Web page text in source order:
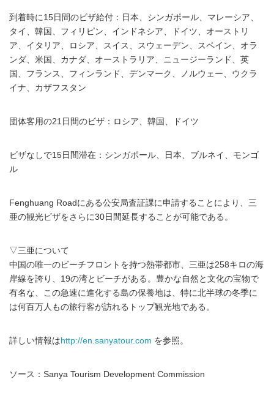
到着時に15日間のビザ給付：日本、シンガポール、マレーシア、
タイ、韓国、フィリピン、インドネシア、ドイツ、オーストリ
ア、イタリア、ロシア、スイス、スウェーデン、スペイン、オラ
ンダ、米国、カナダ、オーストラリア、ニュージーランド、英
国、フランス、フィンランド、デンマーク、ノルウェー、ウクラ
イナ、カザフスタン
団体客用の21日間のビザ：ロシア、韓国、ドイツ
ビザなしで15日間滞在：シンガポール、日本、ブルネイ、モンゴ
ル
Fenghuang Roadにある公安局査証課に申請することにより、三
亜の観光ビザをさらに30日間延長することが可能である。
▽三亜について
中国の唯一のビーチフロントを持つ熱帯都市、三亜は258キロの海
岸線を誇り、19の湾とビーチがある。豊かな自然と文化の宝物で
有名な、この急速に進化する島の保養地は、特に北半球の冬季に
は何百万人もの旅行客が訪れるトップ観光地である。
詳しい情報は http://en.sanyatour.com を参照。
ソース：Sanya Tourism Development Commission